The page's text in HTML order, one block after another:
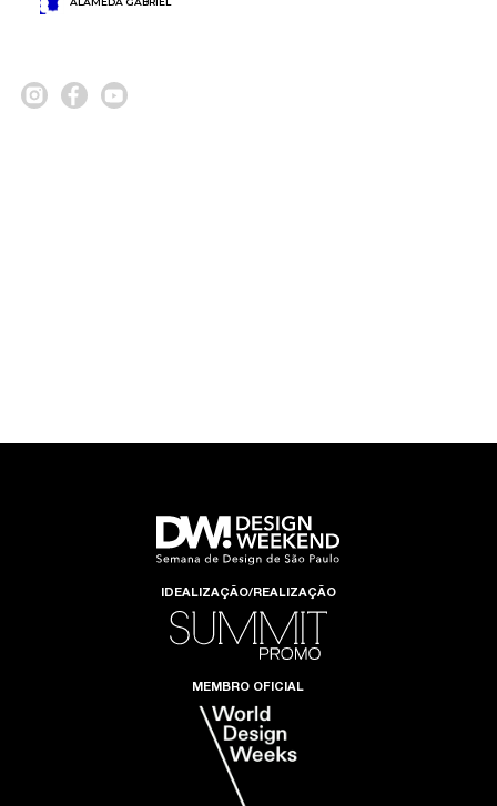
IDEALIZAÇÃO/REALIZAÇÃO
MEMBRO OFICIAL